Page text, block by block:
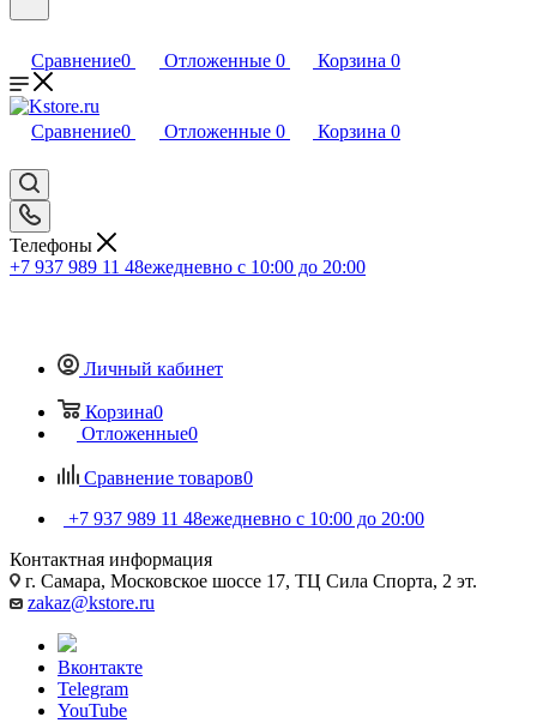
Сравнение0 Отложенные 0 Корзина 0
Сравнение0 Отложенные 0 Корзина 0
Телефоны
+7 937 989 11 48ежедневно с 10:00 до 20:00
Личный кабинет
Корзина0
Отложенные0
Сравнение товаров0
+7 937 989 11 48ежедневно с 10:00 до 20:00
Контактная информация
г. Самара, Московское шоссе 17, ТЦ Сила Спорта, 2 эт.
zakaz@kstore.ru
Вконтакте
Telegram
YouTube